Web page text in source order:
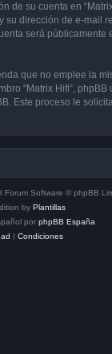
su cuenta en
dirección de e-mail
será
que no emplee la
“Matrix Hifi”,
Este proceso le
Forum Software © phpBB
by Plantillas
por phpBB España
| Condiciones